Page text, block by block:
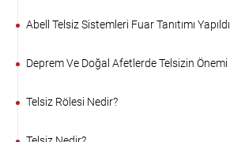
Abell Telsiz Sistemleri Fuar Tanıtımı Yapıldı
Deprem Ve Doğal Afetlerde Telsizin Önemi
Telsiz Rölesi Nedir?